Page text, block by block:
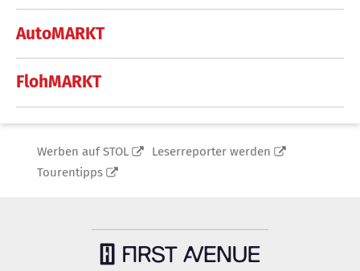
AutoMARKT
FlohMARKT
Werben auf STOL
Leserreporter werden
Tourentipps